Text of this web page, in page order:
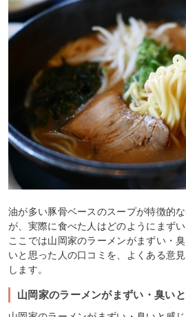
油が多い豚骨ベースのスープが特徴的
が、実際に食べた人はどのようにまず
ここでは山岡家のラーメンがまずい・
いと思った人の口コミを、よくある意
します。
山岡家のラーメンがまずい・臭い